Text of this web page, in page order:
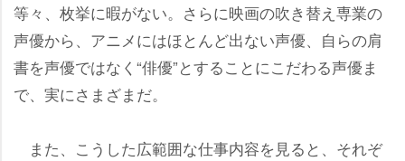
等々、枚挙に暇がない。さらに映画の吹き替え専業の
声優から、アニメにはほとんど出ない声優、自らの肩
書を声優ではなく“俳優”とすることにこだわる声優ま
で、実にさまざまだ。
また、こうした広範囲な仕事内容を見ると、それぞ